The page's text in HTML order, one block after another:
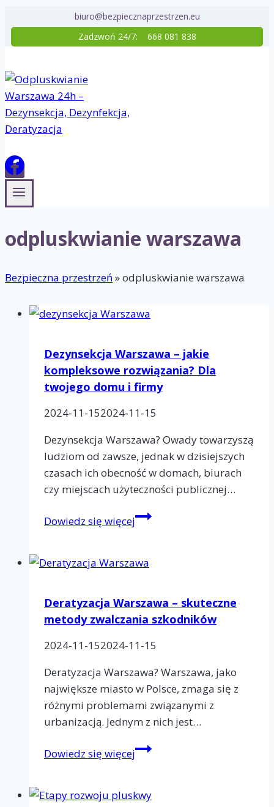
do
treści
biuro@bezpiecznaprzestrzen.eu
Zadzwoń 24/7:
668 081 838
odpluskwianie warszawa
Bezpieczna przestrzeń »odpluskwianie warszawa
Dezynsekcja Warszawa – jakie
kompleksowe rozwiązania? Dla
twojego domu i firmy
2024-11-152024-11-15
Dezynsekcja Warszawa? Owady towarzyszą
ludziom od zawsze, jednak w dzisiejszych
czasach ich obecność w domach, biurach
czy miejscach użyteczności publicznej…
Dowiedz się więcejDezynsekcja
jakie
rozwiązania?
Dla
domu
firmy
Deratyzacja Warszawa – skuteczne
metody zwalczania szkodników
2024-11-152024-11-15
Deratyzacja Warszawa? Warszawa, jako
największe miasto w Polsce, zmaga się z
różnymi problemami związanymi z
urbanizacją. Jednym z nich jest…
Dowiedz się więcejDeratyzacja
skuteczne